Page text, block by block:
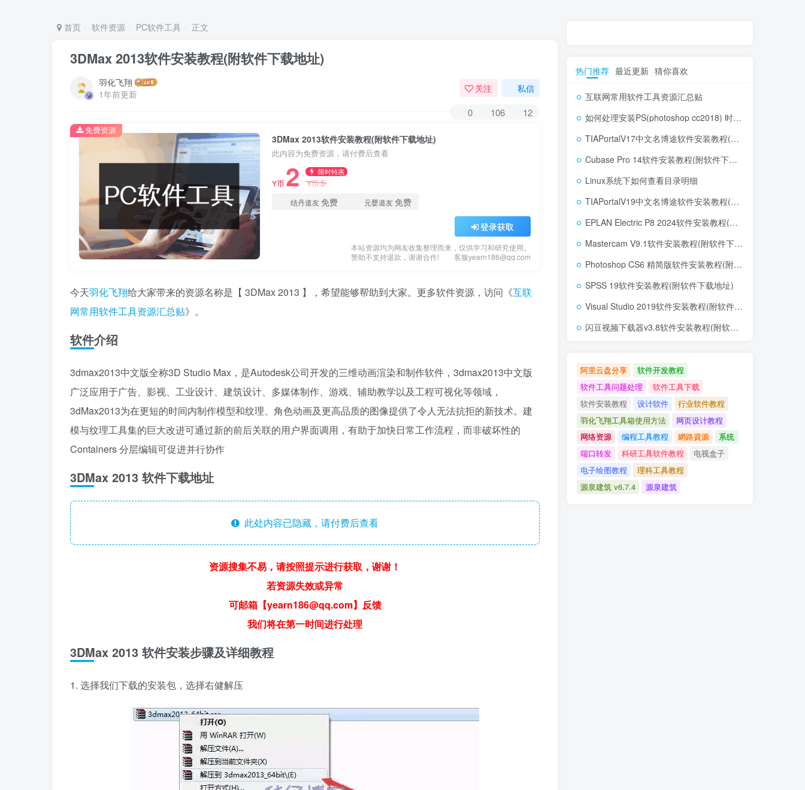
首页 软件资源 PC软件工具 正文
3DMax 2013软件安装教程(附软件下载地址)
羽化飞翔
1年前更新
关注 私信
0 106 12
3DMax 2013软件安装教程(附软件下载地址)
此内容为免费资源，请付费后查看
Y币 2 限时特惠
Y币5
结丹道友免费 元婴道友免费
登录获取
本站资源均为网友收集整理而来，仅供学习和研究使用。
赞助不支持退款，谢谢合作!
客服yearn186@qq.com
免费资源
今天羽化飞翔给大家带来的资源名称是【 3DMax 2013 】，希望能够帮助到大家。更多软件资源，访问《互联
网常用软件工具资源汇总贴》。
软件介绍
3dmax2013中文版全称3D Studio Max，是Autodesk公司开发的三维动画渲染和制作软件，3dmax2013中文版
广泛应用于广告、影视、工业设计、建筑设计、多媒体制作、游戏、辅助教学以及工程可视化等领域，
3dMax2013为在更短的时间内制作模型和纹理、角色动画及更高品质的图像提供了令人无法抗拒的新技术。建
模与纹理工具集的巨大改进可通过新的前后关联的用户界面调用，有助于加快日常工作流程，而非破坏性的
Containers 分层编辑可促进并行协作
3DMax 2013 软件下载地址
此处内容已隐藏，请付费后查看
资源搜集不易，请按照提示进行获取，谢谢！
若资源失效或异常
可邮箱【yearn186@qq.com】反馈
我们将在第一时间进行处理
3DMax 2013 软件安装步骤及详细教程
1. 选择我们下载的安装包，选择右健解压
热门推荐 最近更新 猜你喜欢
互联网常用软件工具资源汇总贴
如何处理安装PS(photoshop cc2018) 时，提示系统或者IE浏览器需要升级
TIAPortalV17中文名博途软件安装教程(附软件下载地址)
Cubase Pro 14软件安装教程(附软件下载地址)
Linux系统下如何查看目录明细
TIAPortalV19中文名博途软件安装教程(附软件下载地址)
EPLAN Electric P8 2024软件安装教程(附软件下载地址)
Mastercam V9.1软件安装教程(附软件下载地址)
Photoshop CS6 精简版软件安装教程(附软件下载地址)
SPSS 19软件安装教程(附软件下载地址)
Visual Studio 2019软件安装教程(附软件下载地址)
闪豆视频下载器v3.8软件安装教程(附软件下载地址)
阿里云盘分享
软件开发教程
软件工具问题处理
软件工具下载
软件安装教程
设计软件
行业软件教程
羽化飞翔工具箱使用方法
网页设计教程
网络资源
编程工具教程 網路資源
系统
端口转发
科研工具软件教程
电视盒子
电子绘图教程
理科工具教程
源泉建筑 v6.7.4
源泉建筑